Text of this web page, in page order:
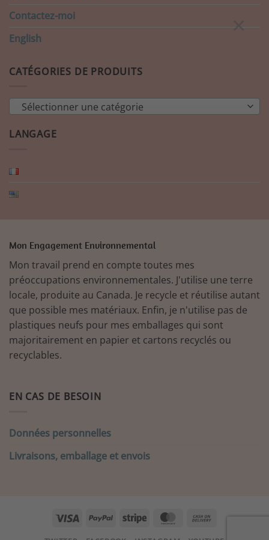
×
Contactez-moi
English
CATÉGORIES DE PRODUITS
Sélectionner une catégorie
LANGAGE
Mon Engagement Environnemental
Mon travail prend en compte toutes mes
préoccupations environnementales. J'utilise une terre
locale, produite au Canada. Je recycle et réutilise autant
que possible mes matériaux. Enfin, je n'utilise pas de
plastiques neufs pour mes emballages qui sont
majoritairement en papier et cartons recyclés ou
recyclables.
EN CAS DE BESOIN
Données personnelles
Livraisons, emballage et envois
Visa PayPal Stripe MasterCard